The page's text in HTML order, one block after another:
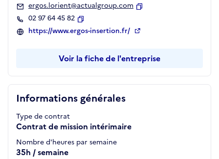
Informations générales
Type de contrat
Contrat de mission intérimaire
Nombre d'heures par semaine
35h / semaine
ergos.lorient@actualgroup.com
02 97 64 45 82
Copier
https://www.ergos-insertion.fr/
Voir la fiche de l'entreprise